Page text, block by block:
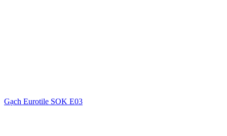
Gạch Eurotile SOK E03